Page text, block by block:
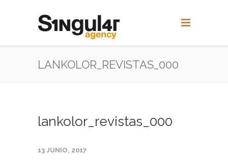
LANKOLOR_REVISTAS_000
lankolor_revistas_000
13 JUNIO, 2017